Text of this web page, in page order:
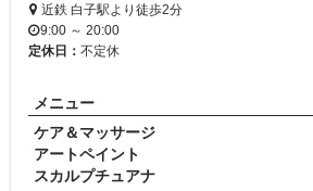
近鉄 白子駅より徒歩2分
9:00 ～ 20:00
定休日： 不定休
メニュー
ケア＆マッサージ
アートペイント
スカルプチュアナ